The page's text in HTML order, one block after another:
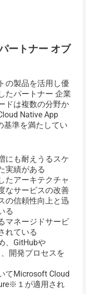
ートナー オブ
の製品を活用し優
たパートナー 企業
ドは複数の分野か
Native App
基準を満たしてい
にも耐えうるスケ
実績がある
たアーキテクチャ
なサービスの改善
の信頼性向上と迅
る
マネージドサービ
れている
、GitHubや
開発プロセスを
てMicrosoft Cloud
１が適用され